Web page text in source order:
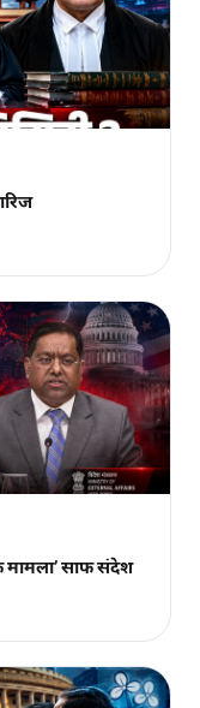
साफ संदेश